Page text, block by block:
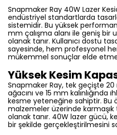
Snapmaker Ray 40W Lazer
endüstriyel standartlarda
sistemidir. Bu yüksek
mm çalışma alanı ile geniş bir
olanak tanır. Kullanıcı dostu
sayesinde, hem profesyonel
mükemmel sonuçlar elde
Yüksek Kesim
Snapmaker Ray, tek geçişte 20
ağacını ve 15 mm kalınlığında
kesme yeteneğine sahiptir. Bu
malzemeler üzerinde karmaşık
olanak tanır. 40W lazer gücü,
bir şekilde gerçekleştirilmesini